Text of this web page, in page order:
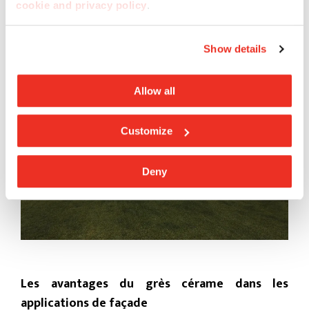
cookie and privacy policy.
Show details
Allow all
Customize
Deny
Revêtement de sol : Nature Calce
Les avantages du grès cérame dans les
applications de façade